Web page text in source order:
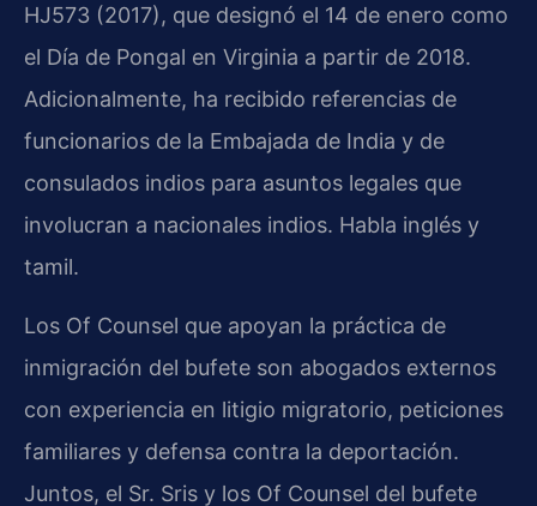
HJ573 (2017), que designó el 14 de enero como
el Día de Pongal en Virginia a partir de 2018.
Adicionalmente, ha recibido referencias de
funcionarios de la Embajada de India y de
consulados indios para asuntos legales que
involucran a nacionales indios. Habla inglés y
tamil.
Los Of Counsel que apoyan la práctica de
inmigración del bufete son abogados externos
con experiencia en litigio migratorio, peticiones
familiares y defensa contra la deportación.
Juntos, el Sr. Sris y los Of Counsel del bufete